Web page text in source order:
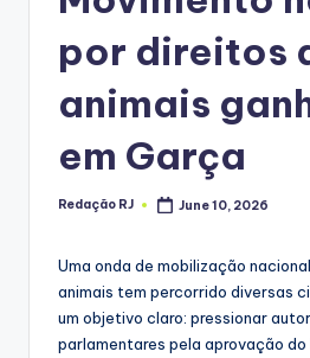
por direitos
animais
em Garça
Posted
Redação RJ June 10, 2026
Uma onda de mobilização
animais tem percorrido diversas
um objetivo claro: pressionar
parlamentares pela aprovação